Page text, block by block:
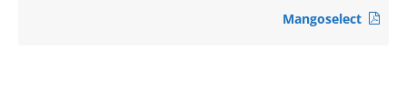
Mangoselect